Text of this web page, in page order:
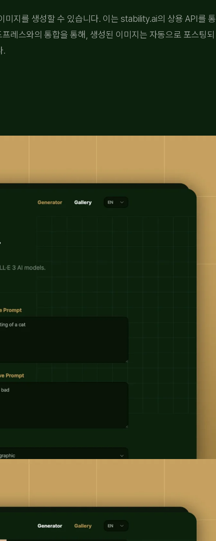
미지를 생성할 수 있습니다. 이는 stability.ai의 상용 API를 통
레스와의 통합을 통해, 생성된 이미지는 자동으로 포스팅되
.